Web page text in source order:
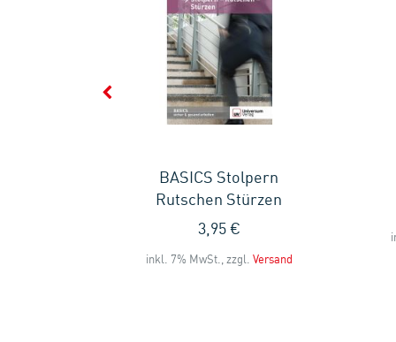
BASICS Stolpern
Rutschen Stürzen
3,95 €
inkl. 7% MwSt., zzgl. Versand